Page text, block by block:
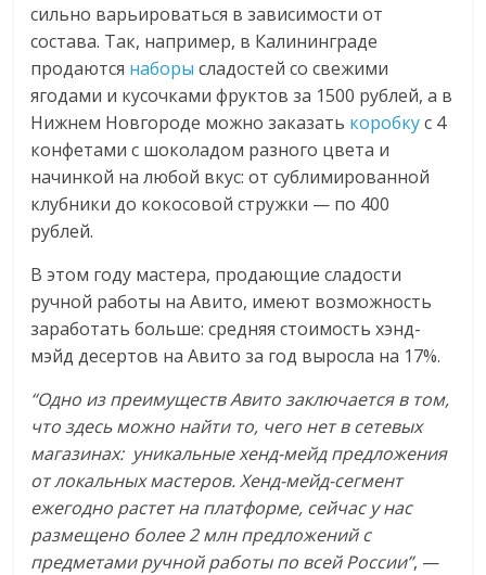
важно,
как
знать
как
Сеть
меняет
жизнь
людей
обсудить
эти
изменения
читателем.
сильно варьироваться в зависимости от
состава. Так, например, в Калининграде
продаются наборы сладостей со свежими
ягодами и кусочками фруктов за 1500 рублей, а в
Нижнем Новгороде можно заказать коробкус 4
конфетами с шоколадом разного цвета и
начинкой на любой вкус: от сублимированной
клубники до кокосовой стружки — по 400
рублей.
В этом году мастера, продающие сладости
ручной работы на Авито, имеют возможность
заработать больше: средняя стоимость хэнд-
мэйд десертов на Авито за год выросла на 17%.
“Одно из преимуществ Авито заключается в том,
что здесь можно найти то, чего нет в сетевых
магазинах: уникальные хенд-мейд предложения
от локальных мастеров. Хенд-мейд-сегмент
ежегодно растет на платформе, сейчас у нас
размещено более 2 млн предложений с
предметами ручной работы по всей России”, —